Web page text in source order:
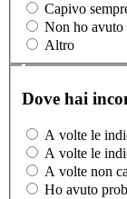
Capivo
Non ho avuto
Altro
Dove hai
A volte le
A volte le
A volte non
Ho avuto